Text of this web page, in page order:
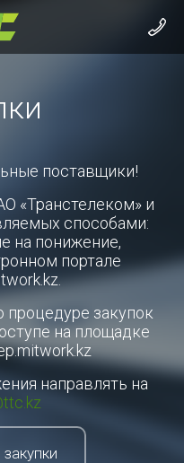
поставщики!
«Транстелеком» и
способами:
на понижение,
портале
закупок
на площадке
направлять на